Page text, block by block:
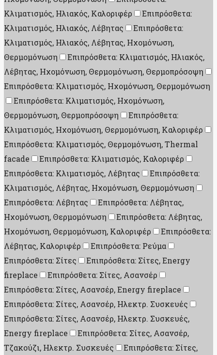
Κλιματισμός, Ηλιακός, Καλοριφέρ
Επιπρόσθετα:
Κλιματισμός, Ηλιακός, Λέβητας
Επιπρόσθετα:
Κλιματισμός, Ηλιακός, Λέβητας, Ηχομόνωση,
Θερμομόνωση
Επιπρόσθετα: Κλιματισμός, Ηλιακός,
Λέβητας, Ηχομόνωση, Θερμομόνωση, Θερμοπρόσοψη
Επιπρόσθετα: Κλιματισμός, Ηχομόνωση, Θερμομόνωση
Επιπρόσθετα: Κλιματισμός, Ηχομόνωση,
Θερμομόνωση, Θερμοπρόσοψη
Επιπρόσθετα:
Κλιματισμός, Ηχομόνωση, Θερμομόνωση, Καλοριφέρ
Επιπρόσθετα: Κλιματισμός, Θερμομόνωση, Thermal
facade
Επιπρόσθετα: Κλιματισμός, Καλοριφέρ
Επιπρόσθετα: Κλιματισμός, Λέβητας
Επιπρόσθετα:
Κλιματισμός, Λέβητας, Ηχομόνωση, Θερμομόνωση
Επιπρόσθετα: Λέβητας
Επιπρόσθετα: Λέβητας,
Ηχομόνωση, Θερμομόνωση
Επιπρόσθετα: Λέβητας,
Ηχομόνωση, Θερμομόνωση, Καλοριφέρ
Επιπρόσθετα:
Λέβητας, Καλοριφέρ
Επιπρόσθετα: Ρεύμα
Επιπρόσθετα: Σίτες
Επιπρόσθετα: Σίτες, Energy
fireplace
Επιπρόσθετα: Σίτες, Ασανσέρ
Επιπρόσθετα: Σίτες, Ασανσέρ, Energy fireplace
Επιπρόσθετα: Σίτες, Ασανσέρ, Ηλεκτρ. Συσκευές
Επιπρόσθετα: Σίτες, Ασανσέρ, Ηλεκτρ. Συσκευές,
Energy fireplace
Επιπρόσθετα: Σίτες, Ασανσέρ,
Τζακούζι, Ηλεκτρ. Συσκευές
Επιπρόσθετα: Σίτες,